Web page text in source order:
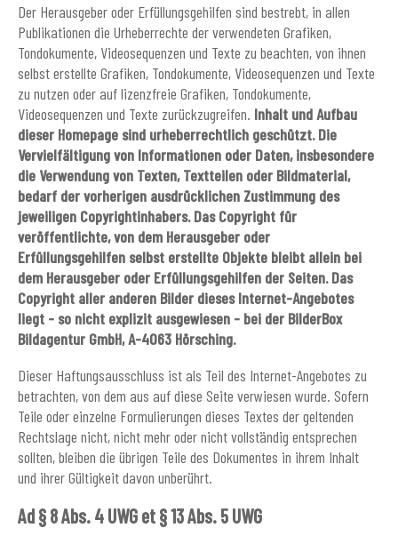
Der Herausgeber oder Erfüllungsgehilfen sind bestrebt, in allen
Publikationen die Urheberrechte der verwendeten Grafiken,
Tondokumente, Videosequenzen und Texte zu beachten, von ihnen
selbst erstellte Grafiken, Tondokumente, Videosequenzen und Texte
zu nutzen oder auf lizenzfreie Grafiken, Tondokumente,
Videosequenzen und Texte zurückzugreifen. Inhalt und Aufbau
dieser Homepage sind urheberrechtlich geschützt. Die
Vervielfältigung von Informationen oder Daten, insbesondere
die Verwendung von Texten, Textteilen oder Bildmaterial,
bedarf der vorherigen ausdrücklichen Zustimmung des
jeweiligen Copyrightinhabers. Das Copyright für
veröffentlichte, von dem Herausgeber oder
Erfüllungsgehilfen selbst erstellte Objekte bleibt allein bei
dem Herausgeber oder Erfüllungsgehilfen der Seiten. Das
Copyright aller anderen Bilder dieses Internet-Angebotes
liegt - so nicht explizit ausgewiesen - bei der BilderBox
Bildagentur GmbH, A-4063 Hörsching.
Dieser Haftungsausschluss ist als Teil des Internet-Angebotes zu
betrachten, von dem aus auf diese Seite verwiesen wurde. Sofern
Teile oder einzelne Formulierungen dieses Textes der geltenden
Rechtslage nicht, nicht mehr oder nicht vollständig entsprechen
sollten, bleiben die übrigen Teile des Dokumentes in ihrem Inhalt
und ihrer Gültigkeit davon unberührt.
Ad § 8 Abs. 4 UWG et § 13 Abs. 5 UWG